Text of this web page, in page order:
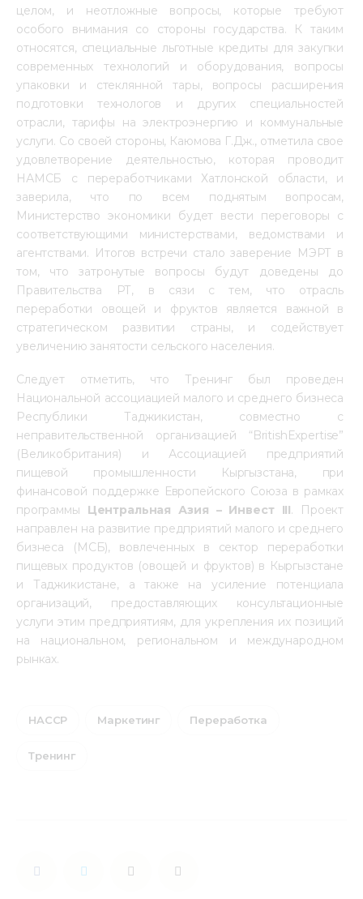
целом, и неотложные вопросы, которые требуют
особого внимания со стороны государства. К таким
относятся, специальные льготные кредиты для закупки
современных технологий и оборудования, вопросы
упаковки и стеклянной тары, вопросы расширения
подготовки технологов и других специальностей
отрасли, тарифы на электроэнергию и коммунальные
услуги. Со своей стороны, Каюмова Г.Дж., отметила свое
удовлетворение деятельностью, которая проводит
НАМСБ с переработчиками Хатлонской области, и
заверила, что по всем поднятым вопросам,
Министерство экономики будет вести переговоры с
соответствующими министерствами, ведомствами и
агентствами. Итогов встречи стало заверение МЭРТ в
том, что затронутые вопросы будут доведены до
Правительства РТ, в сязи с тем, что отрасль
переработки овощей и фруктов является важной в
стратегическом развитии страны, и содействует
увеличению занятости сельского населения.
Следует отметить, что Тренинг был проведен
Национальной ассоциацией малого и среднего бизнеса
Республики Таджикистан, совместно с
неправительственной организацией “BritishExpertise”
(Великобритания) и Ассоциацией предприятий
пищевой промышленности Кыргызстана, при
финансовой поддержке Европейского Союза в рамках
программы Центральная Азия – Инвест III. Проект
направлен на развитие предприятий малого и среднего
бизнеса (МСБ), вовлеченных в сектор переработки
пищевых продуктов (овощей и фруктов) в Кыргызстане
и Таджикистане, а также на усиление потенциала
организаций, предоставляющих консультационные
услуги этим предприятиям, для укрепления их позиций
на национальном, региональном и международном
рынках.
HACCP Маркетинг Переработка
Тренинг